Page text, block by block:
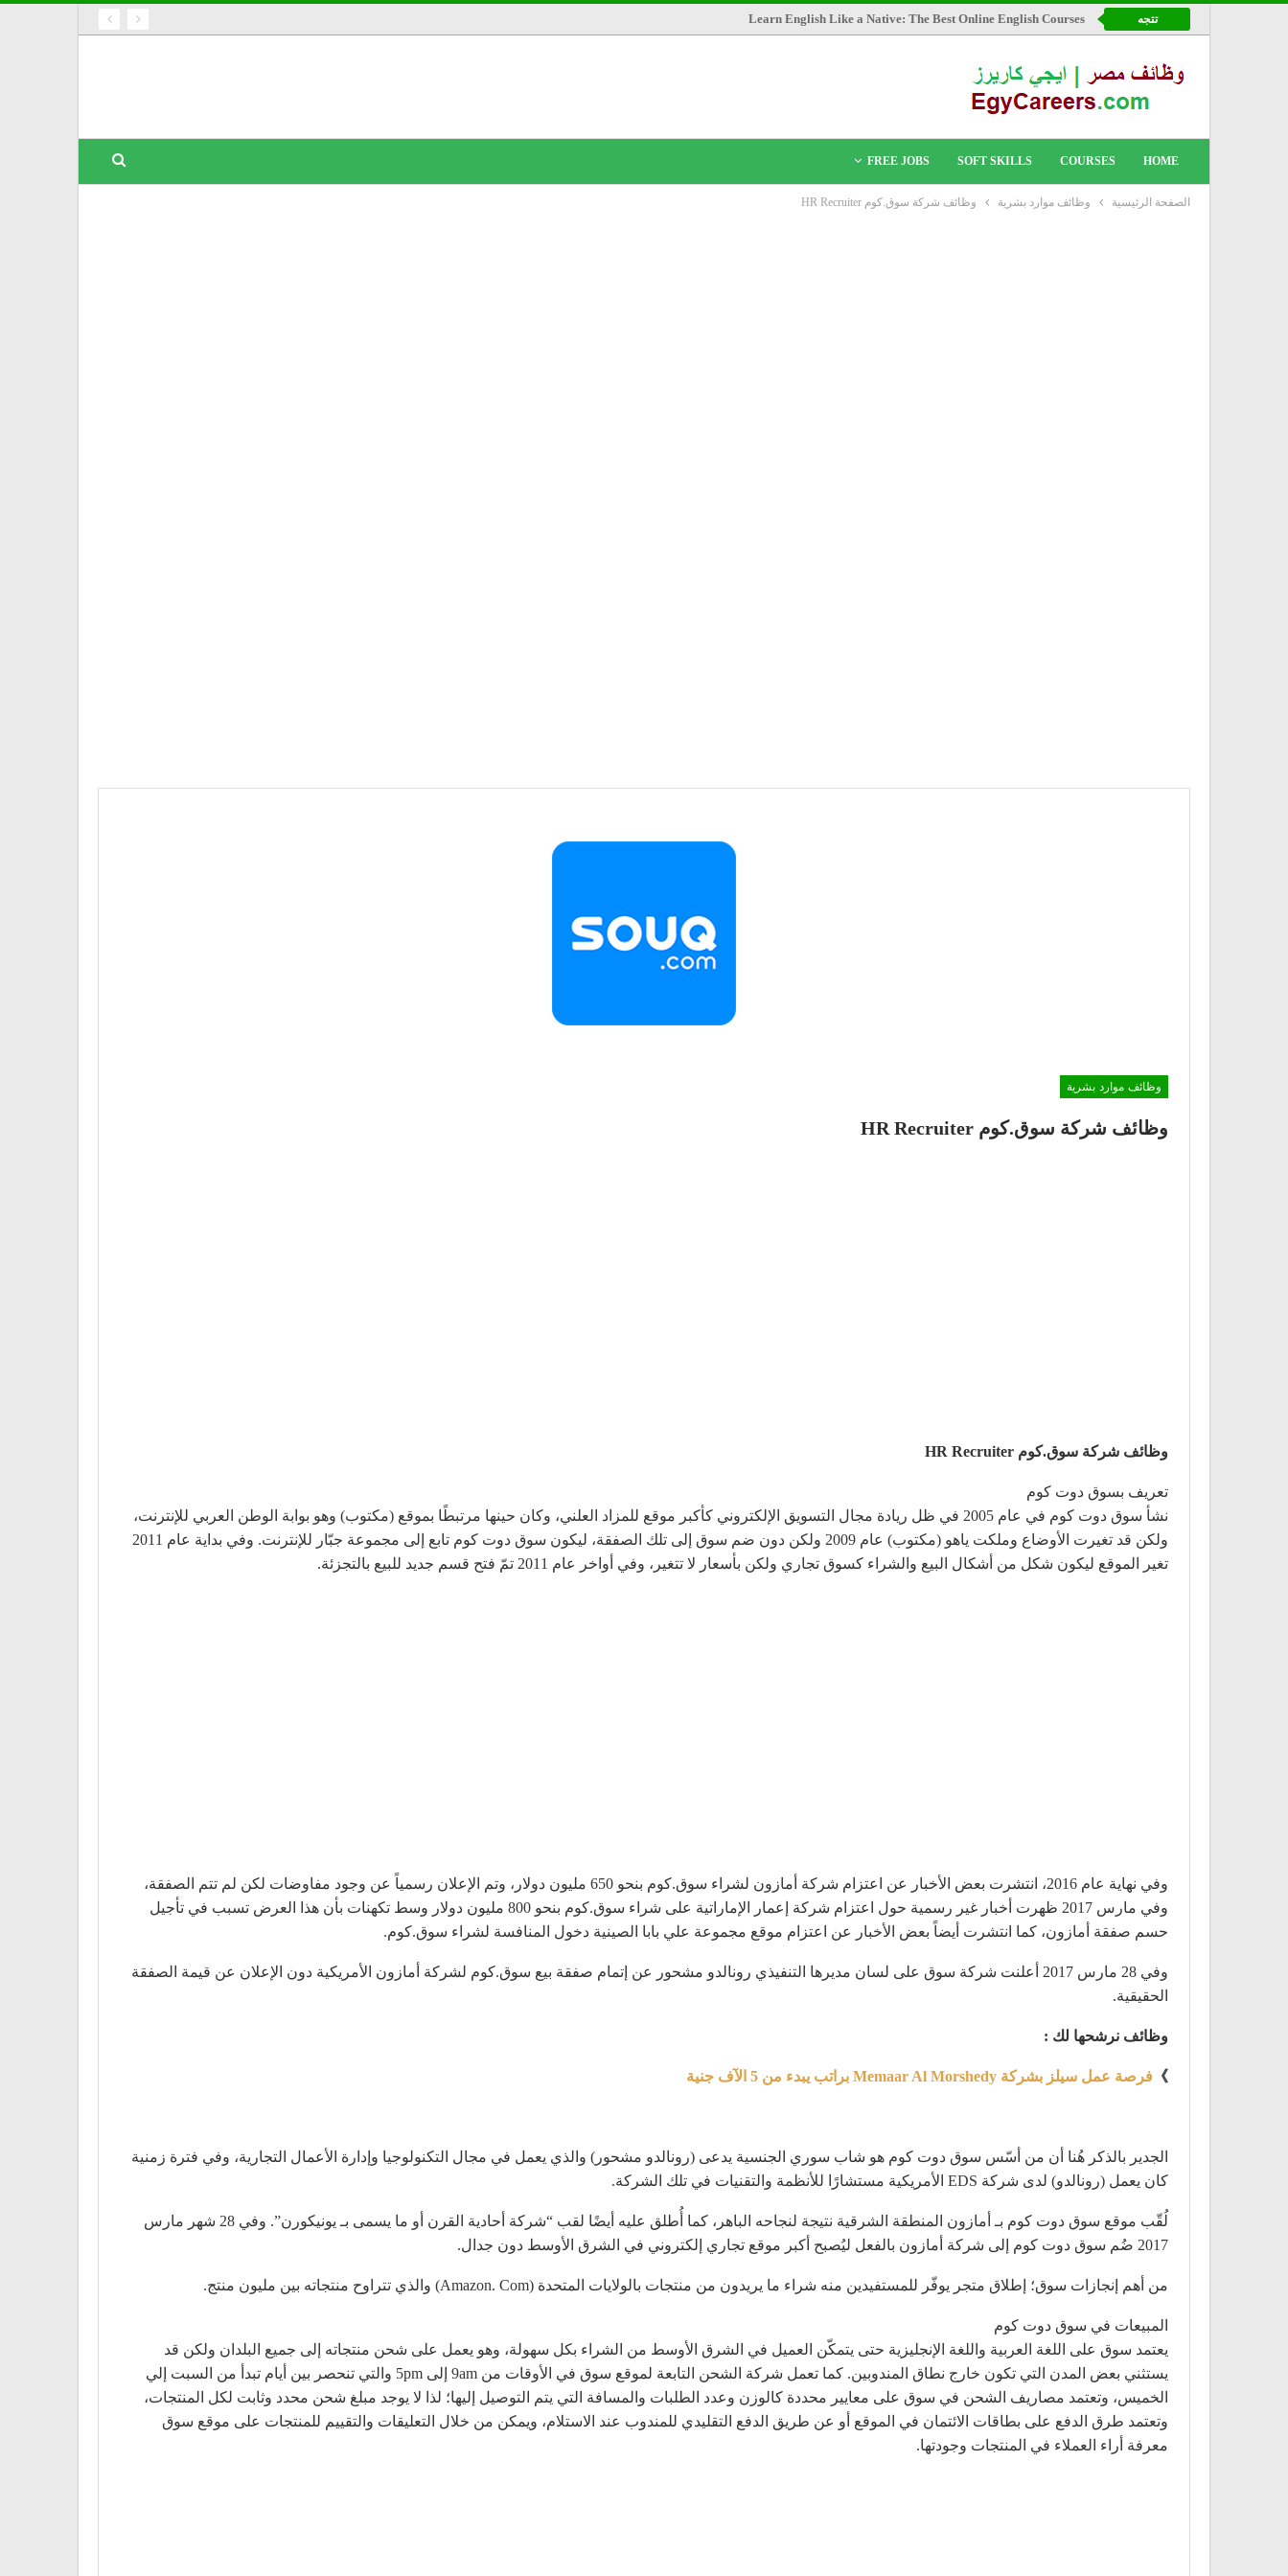
تتجه Learn English Like a Native: The Best Online English Courses
HOME
COURSES
SOFT SKILLS
FREE JOBS
الصفحة الرئيسية وظائف موارد بشرية وظائف شركة سوق.كوم HR Recruiter
وظائف موارد بشرية
وظائف شركة سوق.كوم HR Recruiter
وظائف شركة سوق.كوم HR Recruiter
تعريف بسوق دوت كوم
نشأ سوق دوت كوم في عام 2005 في ظل ريادة مجال التسويق الإلكتروني كأكبر موقع للمزاد العلني، وكان حينها مرتبطًا بموقع (مكتوب) وهو بوابة الوطن العربي للإنترنت،
ولكن قد تغيرت الأوضاع وملكت ياهو (مكتوب) عام 2009 ولكن دون ضم سوق إلى تلك الصفقة، ليكون سوق دوت كوم تابع إلى مجموعة جبّار للإنترنت. وفي بداية عام 2011
تغير الموقع ليكون شكل من أشكال البيع والشراء كسوق تجاري ولكن بأسعار لا تتغير، وفي أواخر عام 2011 تمّ فتح قسم جديد للبيع بالتجزئة.
وفي نهاية عام 2016، انتشرت بعض الأخبار عن اعتزام شركة أمازون لشراء سوق.كوم بنحو 650 مليون دولار، وتم الإعلان رسمياً عن وجود مفاوضات لكن لم تتم الصفقة،
وفي مارس 2017 ظهرت أخبار غير رسمية حول اعتزام شركة إعمار الإماراتية على شراء سوق.كوم بنحو 800 مليون دولار وسط تكهنات بأن هذا العرض تسبب في تأجيل
حسم صفقة أمازون، كما انتشرت أيضاً بعض الأخبار عن اعتزام موقع مجموعة علي بابا الصينية دخول المنافسة لشراء سوق.كوم.
وفي 28 مارس 2017 أعلنت شركة سوق على لسان مديرها التنفيذي رونالدو مشحور عن إتمام صفقة بيع سوق.كوم لشركة أمازون الأمريكية دون الإعلان عن قيمة الصفقة
الحقيقية.
وظائف نرشحها لك :
》 فرصة عمل سيلز بشركة Memaar Al Morshedy براتب يبدء من 5 الآف جنية
الجدير بالذكر هُنا أن من أسّس سوق دوت كوم هو شاب سوري الجنسية يدعى (رونالدو مشحور) والذي يعمل في مجال التكنولوجيا وإدارة الأعمال التجارية، وفي فترة زمنية
كان يعمل (رونالدو) لدى شركة EDS الأمريكية مستشارًا للأنظمة والتقنيات في تلك الشركة.
لُقّب موقع سوق دوت كوم بـ أمازون المنطقة الشرقية نتيجة لنجاحه الباهر، كما أُطلق عليه أيضًا لقب “شركة أحادية القرن أو ما يسمى بـ يونيكورن”. وفي 28 شهر مارس
2017 ضُم سوق دوت كوم إلى شركة أمازون بالفعل ليُصبح أكبر موقع تجاري إلكتروني في الشرق الأوسط دون جدال.
من أهم إنجازات سوق؛ إطلاق متجر يوفّر للمستفيدين منه شراء ما يريدون من منتجات بالولايات المتحدة (Amazon. Com) والذي تتراوح منتجاته بين مليون منتج.
المبيعات في سوق دوت كوم
يعتمد سوق على اللغة العربية واللغة الإنجليزية حتى يتمكّن العميل في الشرق الأوسط من الشراء بكل سهولة، وهو يعمل على شحن منتجاته إلى جميع البلدان ولكن قد
يستثني بعض المدن التي تكون خارج نطاق المندوبين. كما تعمل شركة الشحن التابعة لموقع سوق في الأوقات من 9am إلى 5pm والتي تنحصر بين أيام تبدأ من السبت إلي
الخميس، وتعتمد مصاريف الشحن في سوق على معايير محددة كالوزن وعدد الطلبات والمسافة التي يتم التوصيل إليها؛ لذا لا يوجد مبلغ شحن محدد وثابت لكل المنتجات،
وتعتمد طرق الدفع على بطاقات الائتمان في الموقع أو عن طريق الدفع التقليدي للمندوب عند الاستلام، ويمكن من خلال التعليقات والتقييم للمنتجات على موقع سوق
معرفة أراء العملاء في المنتجات وجودتها.